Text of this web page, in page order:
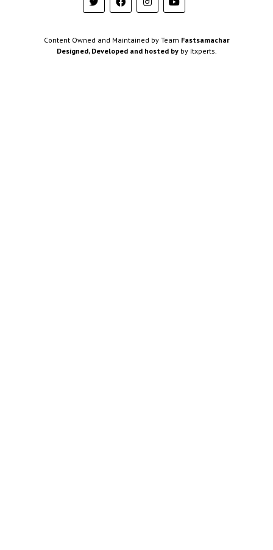
Content Owned and Maintained by Team Fastsamachar
Designed, Developed and hosted byby Itxperts.